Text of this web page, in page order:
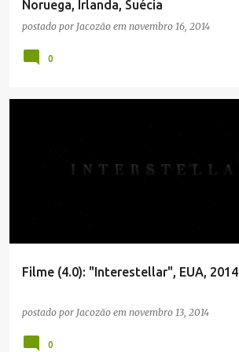
Noruega, Irlanda, Suécia
postado por Jacozão em novembro 16, 2014
0
Filme (4.0): "Interestellar", EUA, 2014
postado por Jacozão em novembro 13, 2014
0